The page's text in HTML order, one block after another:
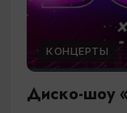
КОНЦЕРТЫ
Диско-шоу